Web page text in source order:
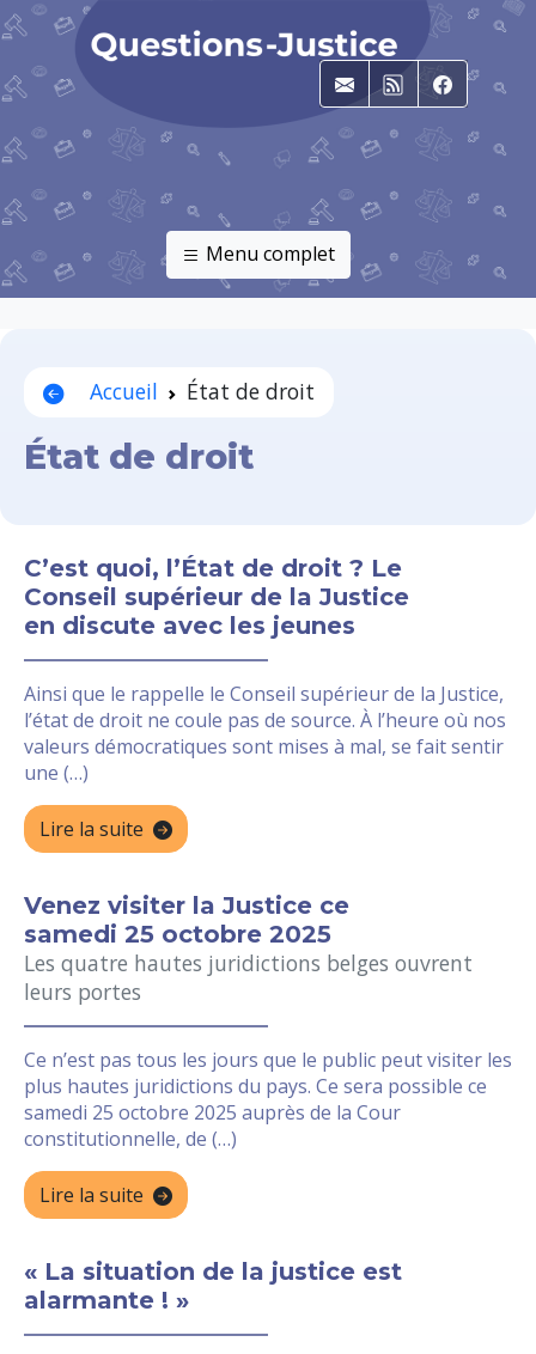
E-mailRSS
Menu complet
Accueil État de droit
État de droit
C’est quoi, l’État de droit ? Le
Conseil supérieur de la Justice
en discute avec les jeunes
Ainsi que le rappelle le Conseil supérieur de la Justice,
l’état de droit ne coule pas de source. À l’heure où nos
valeurs démocratiques sont mises à mal, se fait sentir
une (…)
Lire la suite
Venez visiter la Justice ce
samedi 25 octobre 2025
Les quatre hautes juridictions belges ouvrent
leurs portes
Ce n’est pas tous les jours que le public peut visiter les
plus hautes juridictions du pays. Ce sera possible ce
samedi 25 octobre 2025 auprès de la Cour
constitutionnelle, de (…)
Lire la suite
« La situation de la justice est
alarmante ! »